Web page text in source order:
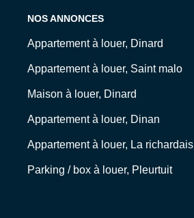
NOS ANNONCES
Appartement à louer, Dinard
Appartement à louer, Saint malo
Maison à louer, Dinard
Appartement à louer, Dinan
Appartement à louer, La richardais
Parking / box à louer, Pleurtuit